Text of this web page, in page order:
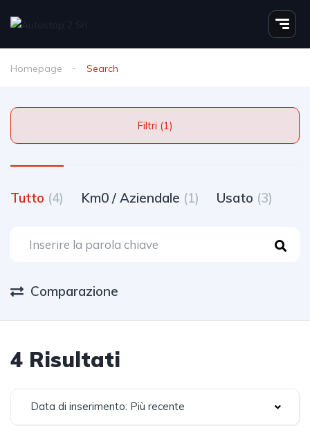
Homepage Search
Filtri (1)
Tutto (4) Km0 / Aziendale (1) Usato (3)
Comparazione
4 Risultati
Data di inserimento: Più recente